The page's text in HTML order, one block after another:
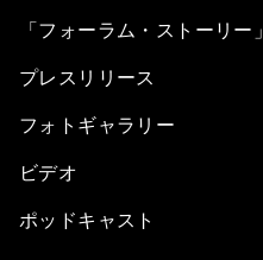
「フォーラム・ストーリー」
プレスリリース
フォトギャラリー
ビデオ
ポッドキャスト